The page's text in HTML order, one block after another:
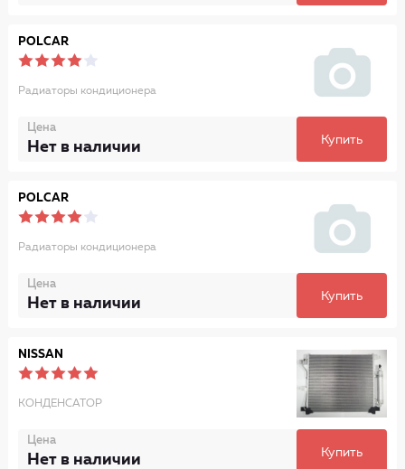
POLCAR
Радиаторы кондиционера
Цена
Нет в наличии Купить
POLCAR
Радиаторы кондиционера
Цена
Нет в наличии Купить
NISSAN
КОНДЕНСАТОР
Цена
Нет в наличии Купить